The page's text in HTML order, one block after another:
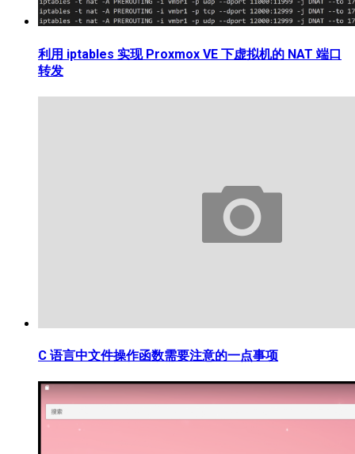
利用 iptables 实现 Proxmox VE 下虚拟机的 NAT 端口
转发
C 语言中文件操作函数需要注意的一点事项